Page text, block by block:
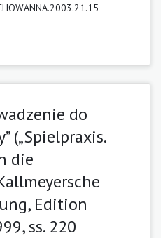
do
(„Spielpraxis.
die
Edition
ss. 220